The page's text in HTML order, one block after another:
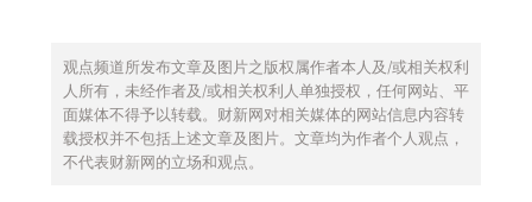
观点频道所发布文章及图片之版权属作者本人及/或相关权利
人所有，未经作者及/或相关权利人单独授权，任何网站、平
面媒体不得予以转载。财新网对相关媒体的网站信息内容转
载授权并不包括上述文章及图片。文章均为作者个人观点，
不代表财新网的立场和观点。